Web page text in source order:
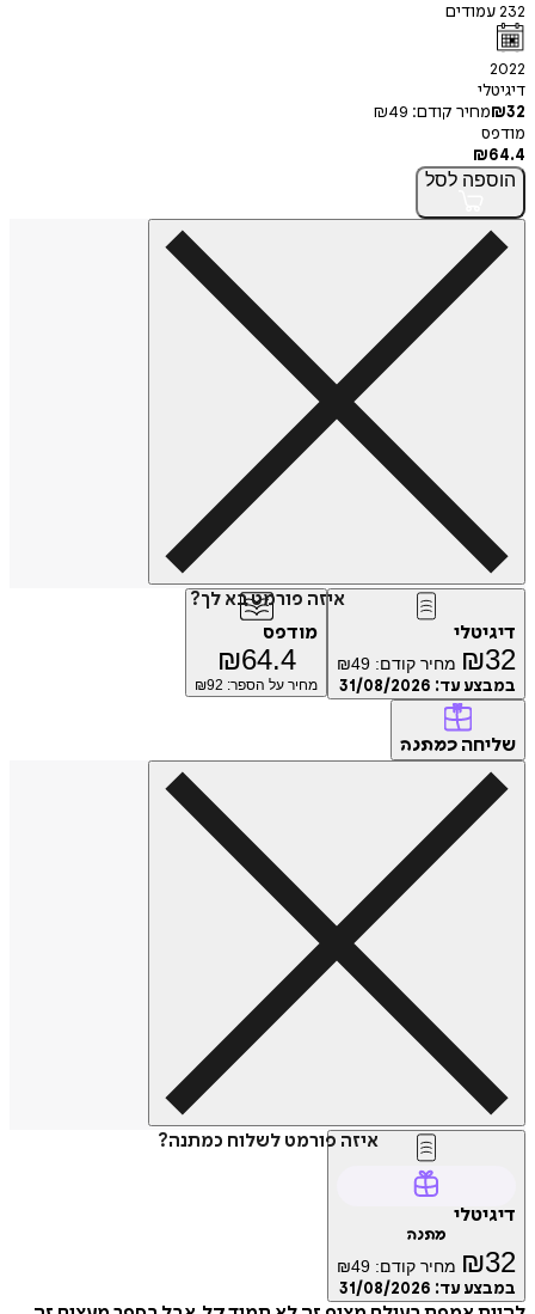
קודם:
₪49
₪
לסל
איזה פורמט בא לך?
₪ מחיר קודם: ₪49
עד:31/08/2026
מודפס
₪64.4
מחיר על הספר: ₪92
כמתנה
איזה פורמט לשלוח כמתנה?
₪ מחיר קודם: ₪49
עד:31/08/2026